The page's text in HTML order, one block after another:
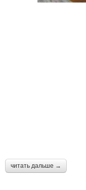
читать дальше →